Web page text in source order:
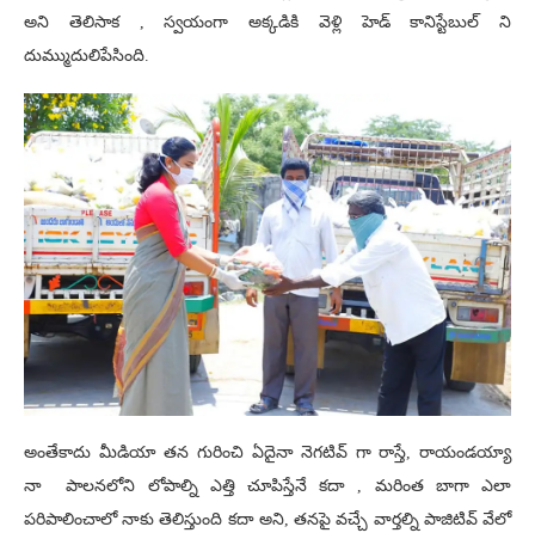
అని తెలిసాక , స్వయంగా అక్కడికి వెళ్లి హెడ్ కానిస్టేబుల్ ని
దుమ్ముదులిపేసింది.
అంతేకాదు మీడియా తన గురించి ఏదైనా నెగటివ్ గా రాస్తే, రాయండయ్యా
నా పాలనలోని లోపాల్ని ఎత్తి చూపిస్తేనే కదా , మరింత బాగా ఎలా
పరిపాలించాలో నాకు తెలిస్తుంది కదా అని, తనపై వచ్చే వార్తల్ని పాజిటివ్ వేలో